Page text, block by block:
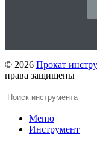
© 2026 Прокат
права защищены
Меню
Инструмент